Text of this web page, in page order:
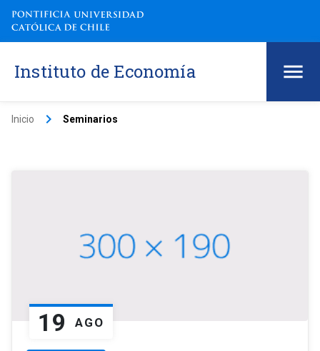
Instituto de Economía
Inicio keyboard_arrow_right Seminarios
19 AGO